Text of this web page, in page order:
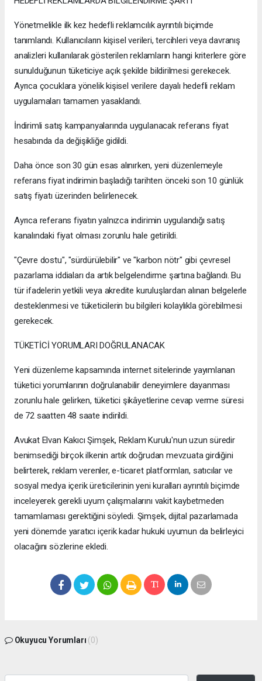
Yönetmelikle ilk kez hedefli reklamcılık ayrıntılı biçimde
tanımlandı. Kullanıcıların kişisel verileri, tercihleri veya davranış
analizleri kullanılarak gösterilen reklamların hangi kriterlere göre
sunulduğunun tüketiciye açık şekilde bildirilmesi gerekecek.
Ayrıca çocuklara yönelik kişisel verilere dayalı hedefli reklam
uygulamaları tamamen yasaklandı.
İndirimli satış kampanyalarında uygulanacak referans fiyat
hesabında da değişikliğe gidildi.
Daha önce son 30 gün esas alınırken, yeni düzenlemeyle
referans fiyat indirimin başladığı tarihten önceki son 10 günlük
satış fiyatı üzerinden belirlenecek.
Ayrıca referans fiyatın yalnızca indirimin uygulandığı satış
kanalındaki fiyat olması zorunlu hale getirildi.
"Çevre dostu", "sürdürülebilir" ve "karbon nötr" gibi çevresel
pazarlama iddiaları da artık belgelendirme şartına bağlandı. Bu
tür ifadelerin yetkili veya akredite kuruluşlardan alınan belgelerle
desteklenmesi ve tüketicilerin bu bilgileri kolaylıkla görebilmesi
gerekecek.
TÜKETİCİ YORUMLARI DOĞRULANACAK
Yeni düzenleme kapsamında internet sitelerinde yayımlanan
tüketici yorumlarının doğrulanabilir deneyimlere dayanması
zorunlu hale gelirken, tüketici şikâyetlerine cevap verme süresi
de 72 saatten 48 saate indirildi.
Avukat Elvan Kakıcı Şimşek, Reklam Kurulu'nun uzun süredir
benimsediği birçok ilkenin artık doğrudan mevzuata girdiğini
belirterek, reklam verenler, e-ticaret platformları, satıcılar ve
sosyal medya içerik üreticilerinin yeni kuralları ayrıntılı biçimde
inceleyerek gerekli uyum çalışmalarını vakit kaybetmeden
tamamlaması gerektiğini söyledi. Şimşek, dijital pazarlamada
yeni dönemde yaratıcı içerik kadar hukuki uyumun da belirleyici
olacağını sözlerine ekledi.
Okuyucu Yorumları (0)